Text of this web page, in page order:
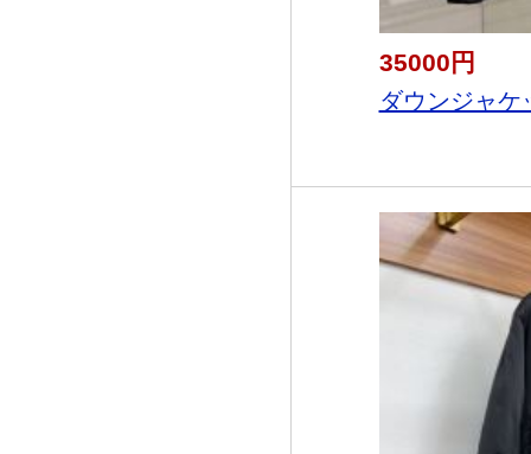
35000円
ダウンジャケ